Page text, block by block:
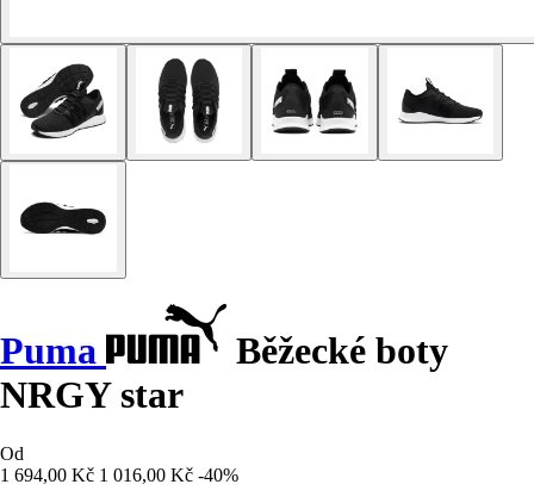
Puma
Běžecké boty
NRGY star
Od
1 694,00 Kč 1 016,00 Kč -40%